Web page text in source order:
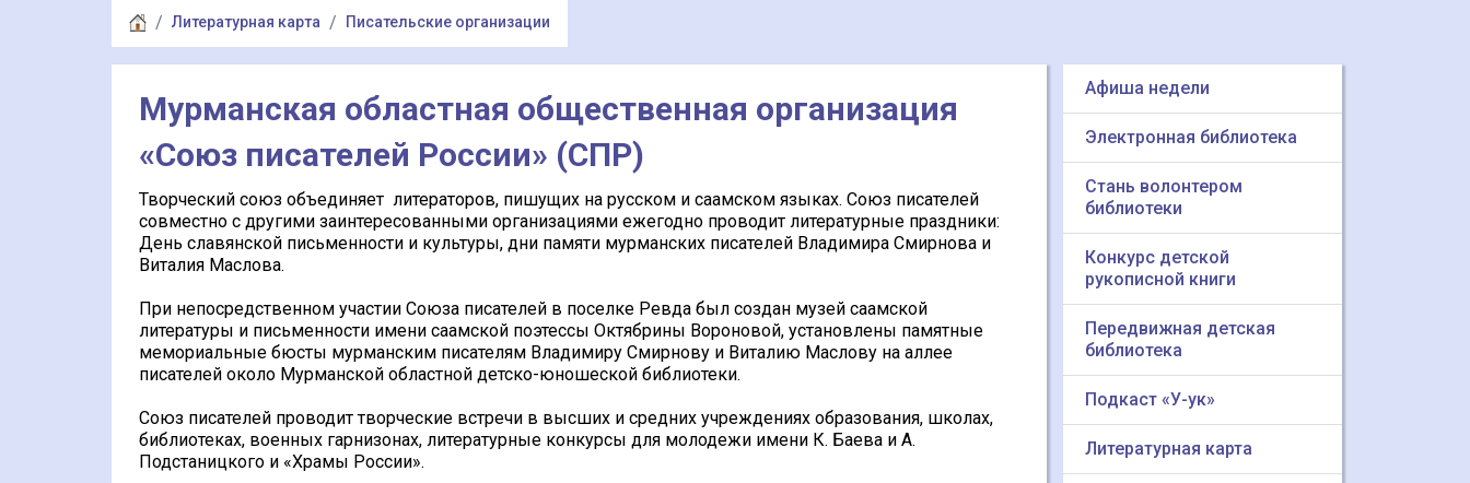
Литературная карта Писательские организации
Мурманская областная общественная организация
«Союз писателей России» (СПР)
Творческий союз объединяет литераторов, пишущих на русском и саамском языках. Союз писателей
совместно с другими заинтересованными организациями ежегодно проводит литературные праздники:
День славянской письменности и культуры, дни памяти мурманских писателей Владимира Смирнова и
Виталия Маслова.
При непосредственном участии Союза писателей в поселке Ревда был создан музей саамской
литературы и письменности имени саамской поэтессы Октябрины Вороновой, установлены памятные
мемориальные бюсты мурманским писателям Владимиру Смирнову и Виталию Маслову на аллее
писателей около Мурманской областной детско-юношеской библиотеки.
Союз писателей проводит творческие встречи в высших и средних учреждениях образования, школах,
библиотеках, военных гарнизонах, литературные конкурсы для молодежи имени К. Баева и А.
Подстаницкого и «Храмы России».
Афиша недели
Электронная библиотека
Стань волонтером
библиотеки
Конкурс детской
рукописной книги
Передвижная детская
библиотека
Подкаст «У-ук»
Литературная карта